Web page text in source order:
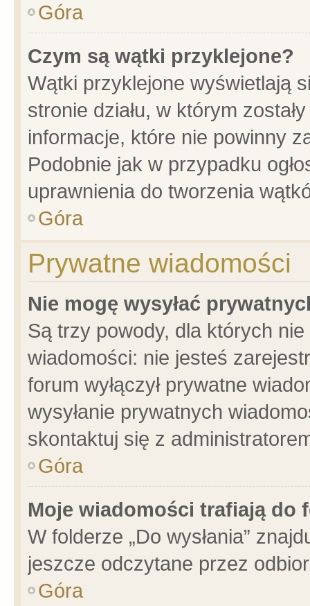
Góra
Czym są wątki przyklejone?
Wątki przyklejone wyświetlają
stronie działu, w którym
informacje, które nie powinny
Podobnie jak w przypadku
uprawnienia do tworzenia
Góra
Prywatne wiadomości
Nie mogę wysyłać
Są trzy powody, dla których
wiadomości: nie jesteś
forum wyłączył prywatne
wysyłanie prywatnych
skontaktuj się z
Góra
Moje wiadomości trafiają do
W folderze „Do wysłania”
jeszcze odczytane przez
Góra